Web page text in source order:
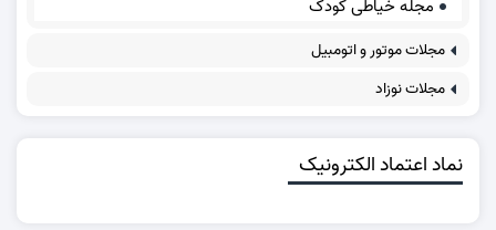
مجله خیاطی کودک
مجلات موتور و اتومبیل
مجلات نوزاد
نماد اعتماد الکترونیک